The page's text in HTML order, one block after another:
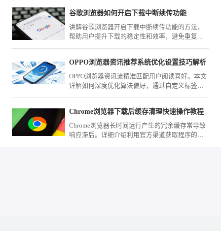
谷歌浏览器如何开启下载中断续传功能
讲解谷歌浏览器开启下载中断续传功能的方法，
帮助用户提升下载的稳定性和效率，避免重复下
OPPO浏览器资讯推荐系统优化设置技巧解析
OPPO浏览器资讯流精准匹配用户阅读喜好。本文
详解如何深度优化算法偏好，通过自定义标签、
Chrome浏览器下载后缓存清理快速操作教程
Chrome浏览器长时间运行产生的冗余缓存常导致
响应滞后。详细介绍利用官方渠道获取程序的逻